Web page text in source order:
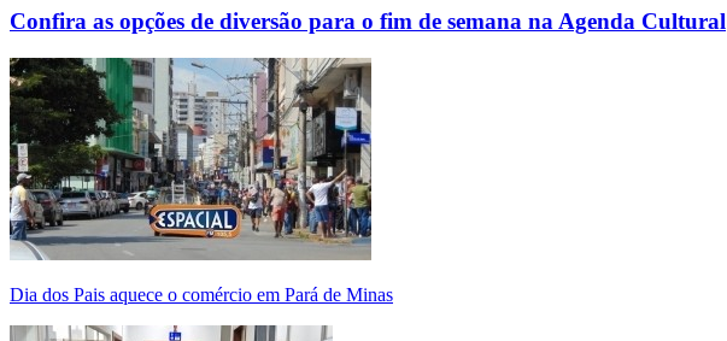
Confira as opções de diversão para o fim de semana na Agenda Cultural
Dia dos Pais aquece o comércio em Pará de Minas